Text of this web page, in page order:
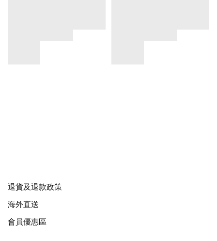
退貨及退款政策
海外直送
會員優惠區